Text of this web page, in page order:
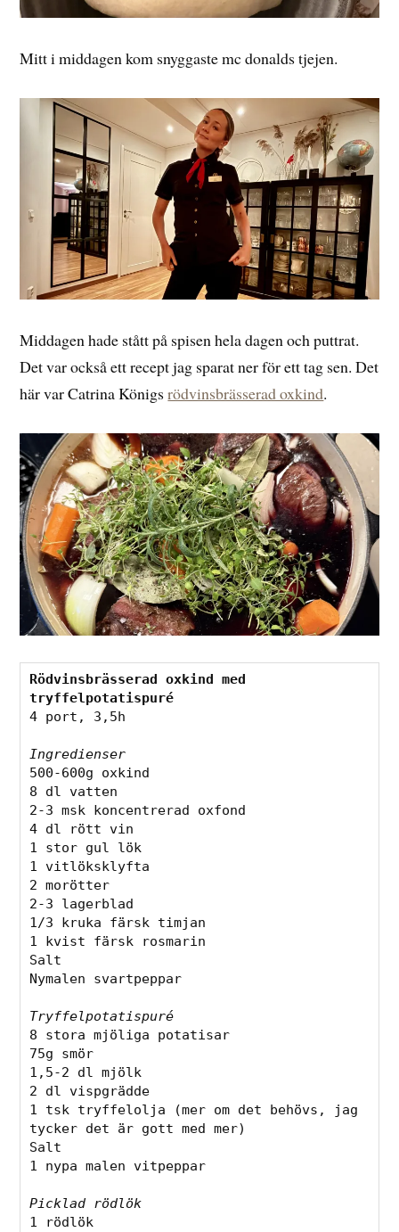
Mitt i middagen kom snyggaste mc donalds tjejen.
Middagen hade stått på spisen hela dagen och puttrat.
Det var också ett recept jag sparat ner för ett tag sen. Det
här var Catrina Königsrödvinsbrässerad oxkind.
Rödvinsbrässerad oxkind med
tryffelpotatispuré
4 port, 3,5h
Ingredienser
500-600g oxkind
8 dl vatten
2-3 msk koncentrerad oxfond
4 dl rött vin
1 stor gul lök
1 vitlöksklyfta
2 morötter
2-3 lagerblad
1/3 kruka färsk timjan
1 kvist färsk rosmarin
Salt
Nymalen svartpeppar
Tryffelpotatispuré
8 stora mjöliga potatisar
75g smör
1,5-2 dl mjölk
2 dl vispgrädde
1 tsk tryffelolja (mer om det behövs, jag
tycker det är gott med mer)
Salt
1 nypa malen vitpeppar
Picklad rödlök
1 rödlök